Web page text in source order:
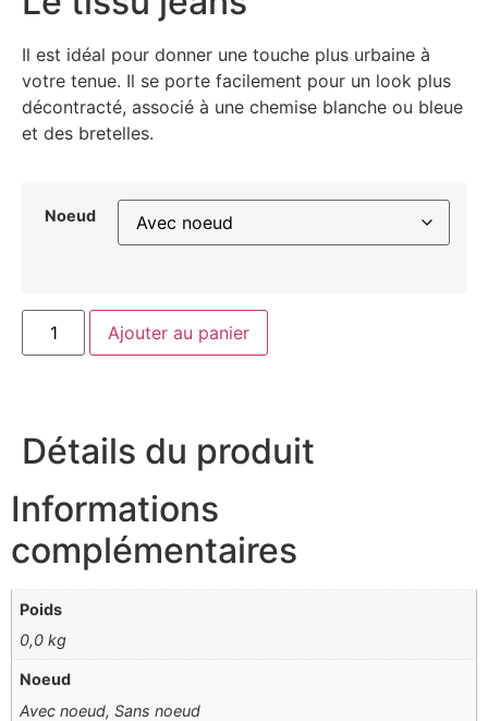
Il est idéal pour donner une touche plus urbaine à
votre tenue. Il se porte facilement pour un look plus
décontracté, associé à une chemise blanche ou bleue
et des bretelles.
Noeud
Ajouter au panier
Détails du produit
Informations
complémentaires
Poids
0,0 kg
Noeud
Avec noeud, Sans noeud